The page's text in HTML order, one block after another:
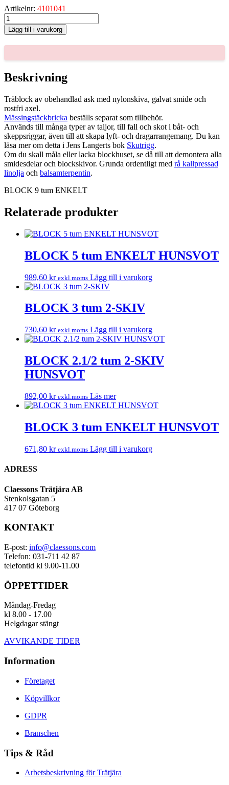
Artikelnr: 4101041
BLOCK
9
tum
ENKELT
Lägg till i varukorg
Beskrivning
Träblock av obehandlad ask med nylonskiva, galvat smide och
rostfri axel.
Mässingstäckbricka beställs separat som tillbehör.
Används till många typer av taljor, till fall och skot i båt- och
skeppsriggar, även till att skapa lyft- och dragarrangemang. Du kan
läsa mer om detta i Jens Langerts bok Skutrigg.
Om du skall måla eller lacka blockhuset, se då till att demontera alla
smidesdelar och blockskivor. Grunda ordentligt med rå kallpressad
linolja och balsamterpentin.
BLOCK 9 tum ENKELT
Relaterade produkter
BLOCK 5 tum ENKELT HUNSVOT
989,60 kr exkl.moms Lägg till i varukorg
BLOCK 3 tum 2-SKIV
730,60 kr exkl.moms Lägg till i varukorg
BLOCK 2.1/2 tum 2-SKIV
HUNSVOT
892,00 kr exkl.moms Läs mer
BLOCK 3 tum ENKELT HUNSVOT
671,80 kr exkl.moms Lägg till i varukorg
ADRESS
Claessons Trätjära AB
Stenkolsgatan 5
417 07 Göteborg
KONTAKT
E-post: info@claessons.com
Telefon: 031-711 42 87
telefontid kl 9.00-11.00
ÖPPETTIDER
Måndag-Fredag
kl 8.00 - 17.00
Helgdagar stängt
AVVIKANDE TIDER
Information
Företaget
Köpvillkor
GDPR
Branschen
Tips & Råd
Arbetsbeskrivning för Trätjära